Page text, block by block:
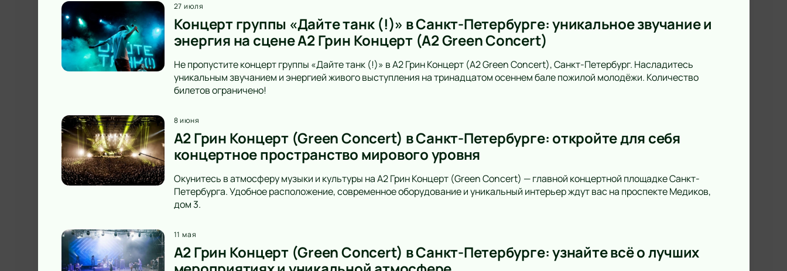
27 июля
Концерт группы «Дайте танк (!)» в Санкт-Петербурге: уникальное звучание и
энергия на сцене А2 Грин Концерт (A2 Green Concert)
Не пропустите концерт группы «Дайте танк (!)» в А2 Грин Концерт (A2 Green Concert), Санкт-Петербург. Насладитесь
уникальным звучанием и энергией живого выступления на тринадцатом осеннем бале пожилой молодёжи. Количество
билетов ограничено!
8 июня
A2 Грин Концерт (Green Concert) в Санкт-Петербурге: откройте для себя
концертное пространство мирового уровня
Окунитесь в атмосферу музыки и культуры на A2 Грин Концерт (Green Concert) — главной концертной площадке Санкт-
Петербурга. Удобное расположение, современное оборудование и уникальный интерьер ждут вас на проспекте Медиков,
дом 3.
11 мая
А2 Грин Концерт (Green Concert) в Санкт-Петербурге: узнайте всё о лучших